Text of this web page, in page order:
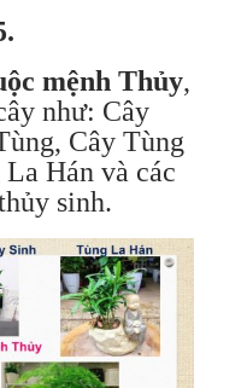
mệnh Thủy,
như: Cây
Cây Tùng
Hán và các
sinh.